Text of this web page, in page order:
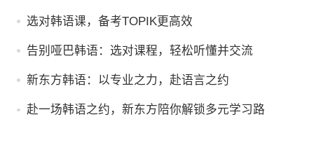
选对韩语课，备考TOPIK更高效
告别哑巴韩语：选对课程，轻松听懂并交流
新东方韩语：以专业之力，赴语言之约
赴一场韩语之约，新东方陪你解锁多元学习路